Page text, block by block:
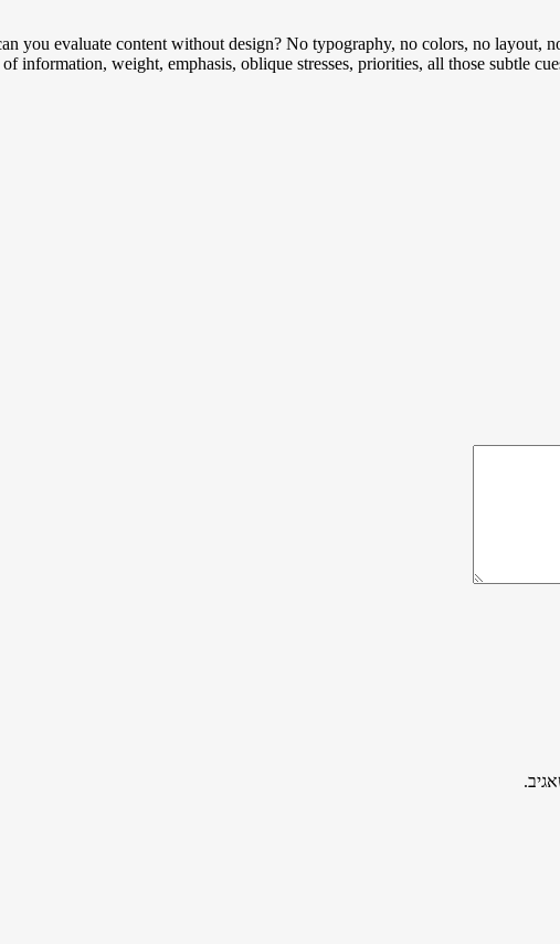
you evaluate content without design? No typography, no colors, no layout,
information, weight, emphasis, oblique stresses, priorities, all those subtle